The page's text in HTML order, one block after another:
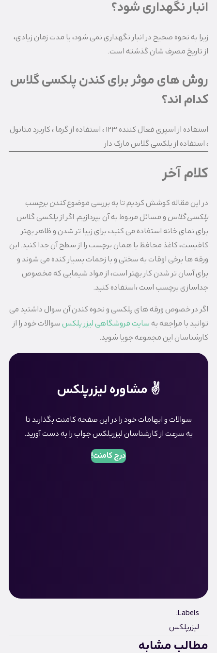
انبار نگهداری شود؟
زیرا به نحوه صحیح در انبار نگهداری نمی شود، یا مدت زمان زیادی،
از تاریخ مصرف شان گذشته است.
روش های موثر برای کندن پلکسی گلاس
کدام اند؟
استفاده از اسپری فعال کننده ۱۲۳ ، استفاده از گرما ، کاربرد متانول
، استفاده از پلکسی گلاس مارک دار
کلام آخر
در این مقاله کوشش کردیم تا به بررسی موضوعکندن برچسب
پلکسی گلاس و مسائل مربوط به آن بپردازیم. اگر از پلکسی گلاس
برای نمای خانه استفاده می کنید، برای زیبا تر شدن و ظاهر بهتر
کافیست، کاغذ محافظ یا همان برچسب را از سطح آن جدا کنید. این
ورقه ها برخی اوقات به سختی و با زحمات بسیار کنده می شوند و
برای آسان تر شدن کار بهتر است، از مواد شیمایی که مخصوص
جداسازی برچسب است ،استفاده کنید.
اگر در خصوص ورقه های پلکسی و نحوه کندن آن سوال داشتید می
توانید با مراجعه به سایت فروشگاهی لیزر پلکسسوالات خود را از
کارشناسان این مجموعه جویا شوید.
✌️ مشاوره لیزرپلکس
سوالات و ابهامات خود را در این صفحه کامنت بگذاربد تا
به سرعت از کارشناسان لیزرپلکس جواب را به دست آورید.
درج کامنت!
Labels:
لیزرپلکس
مطالب مشابه